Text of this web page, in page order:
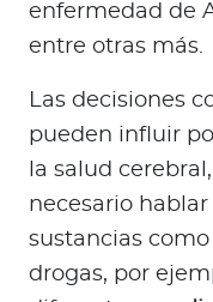
enfermedad de
entre otras más.
Las decisiones
pueden influir
la salud
necesario
sustancias
drogas, por